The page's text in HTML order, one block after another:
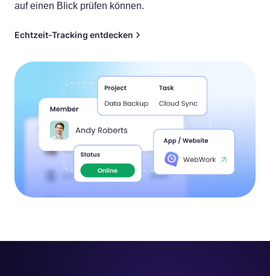
auf einen Blick prüfen können.
Echtzeit-Tracking entdecken